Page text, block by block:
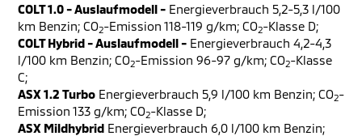
COLT 1.0 - Auslaufmodell - Energieverbrauch 5,2-5,3 l/100
km Benzin; CO2-Emission 118-119 g/km; CO2-Klasse D;
COLT Hybrid - Auslaufmodell - Energieverbrauch 4,2-4,3
l/100 km Benzin; CO2-Emission 96-97 g/km; CO2-Klasse
C;
ASX 1.2 Turbo Energieverbrauch 5,9 l/100 km Benzin; CO2-
Emission 133 g/km; CO2-Klasse D;
ASX Mildhybrid Energieverbrauch 6,0 l/100 km Benzin;